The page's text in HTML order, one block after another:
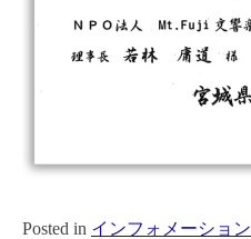
Posted in インフォメーション